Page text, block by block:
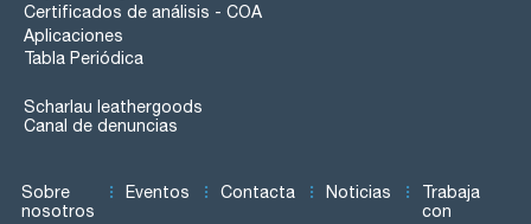
Certificados de análisis - COA
Aplicaciones
Tabla Periódica
Scharlau leathergoods
Canal de denuncias
Sobre
nosotros
Eventos Contacta Noticias
Trabaja
con